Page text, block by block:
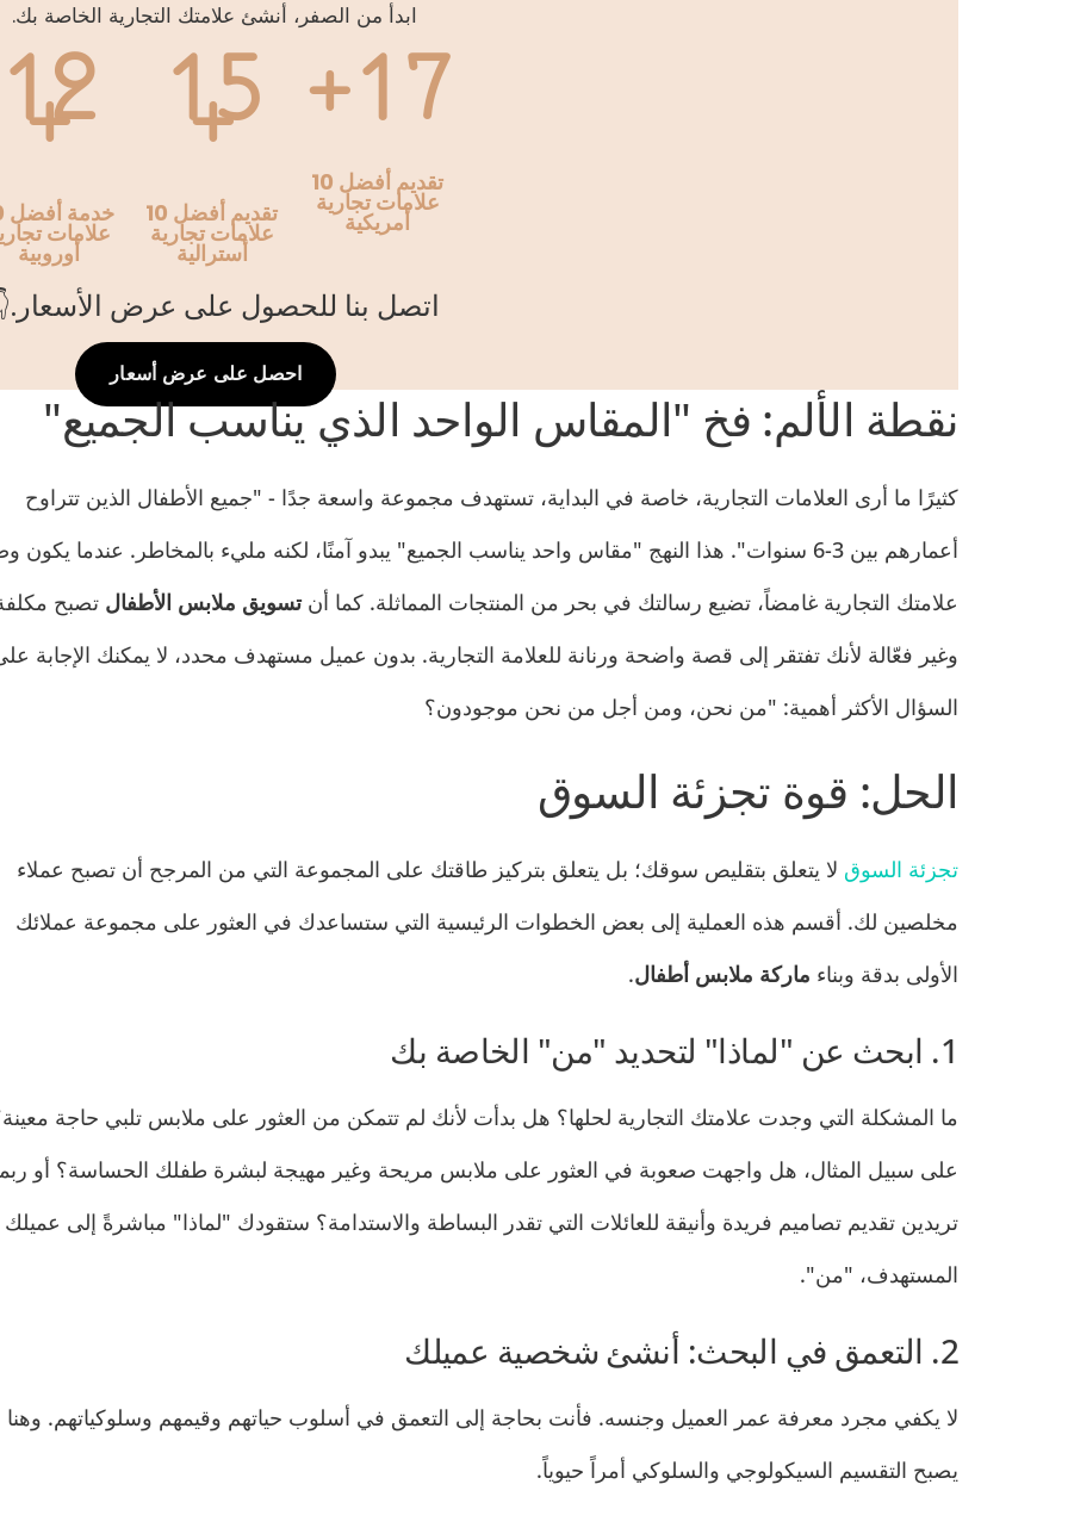
ابدأ من الصفر، أنشئ علامتك التجارية الخاصة بك.
17+
تقديم أفضل 10
علامات تجارية
أمريكية
15
+
تقديم أفضل 10
علامات تجارية
أسترالية
12
+
علامات
أوروبية
اتصل بنا للحصول على عرض
احصل على عرض أسعار
نقطة الألم: فخ "المقاس الواحد الذي يناسب الجميع"
كثيرًا ما أرى العلامات التجارية، خاصة في البداية، تستهدف مجموعة واسعة جدًا - "جميع الأطفال الذين تتراوح
أعمارهم بين 3-6 سنوات". هذا النهج "مقاس واحد يناسب الجميع" يبدو آمنًا، لكنه مليء بالمخاطر. عندما يكون
علامتك التجارية غامضاً، تضيع رسالتك في بحر من المنتجات المماثلة. كما أنتسويق ملابس الأطفال تصبح
وغير فعّالة لأنك تفتقر إلى قصة واضحة ورنانة للعلامة التجارية. بدون عميل مستهدف محدد، لا يمكنك الإجابة
السؤال الأكثر أهمية: "من نحن، ومن أجل من نحن موجودون؟
الحل: قوة تجزئة السوق
تجزئة السوق لا يتعلق بتقليص سوقك؛ بل يتعلق بتركيز طاقتك على المجموعة التي من المرجح أن تصبح عملاء
مخلصين لك. أقسم هذه العملية إلى بعض الخطوات الرئيسية التي ستساعدك في العثور على مجموعة عملائك
الأولى بدقة وبناء ماركة ملابس أطفال.
1. ابحث عن "لماذا" لتحديد "من" الخاصة بك
ما المشكلة التي وجدت علامتك التجارية لحلها؟ هل بدأت لأنك لم تتمكن من العثور على ملابس تلبي حاجة
على سبيل المثال، هل واجهت صعوبة في العثور على ملابس مريحة وغير مهيجة لبشرة طفلك الحساسة؟ أو
تريدين تقديم تصاميم فريدة وأنيقة للعائلات التي تقدر البساطة والاستدامة؟ ستقودك "لماذا" مباشرةً إلى عميلك
المستهدف، "من".
2. التعمق في البحث: أنشئ شخصية عميلك
لا يكفي مجرد معرفة عمر العميل وجنسه. فأنت بحاجة إلى التعمق في أسلوب حياتهم وقيمهم وسلوكياتهم. وهنا
يصبح التقسيم السيكولوجي والسلوكي أمراً حيوياً.